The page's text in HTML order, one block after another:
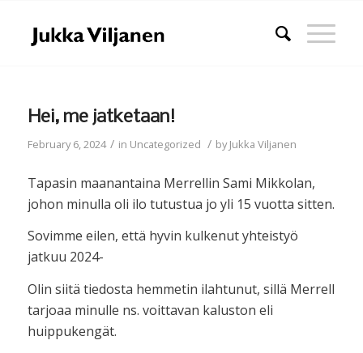
Hei, me jatketaan!
February 6, 2024 / in Uncategorized / byJukka Viljanen
Tapasin maanantaina Merrellin Sami Mikkolan,
johon minulla oli ilo tutustua jo yli 15 vuotta sitten.
Sovimme eilen, että hyvin kulkenut yhteistyö
jatkuu 2024-
Olin siitä tiedosta hemmetin ilahtunut, sillä Merrell
tarjoaa minulle ns. voittavan kaluston eli
huippukengät.